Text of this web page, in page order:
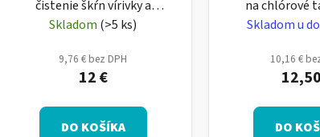
čistenie škŕn vírivky a
bazéna 3 ks
Skladom (>5 ks)
9,76 € bez DPH
12 €
DO KOŠÍKA
na chlórové
Skladom u
10,16 €
DO